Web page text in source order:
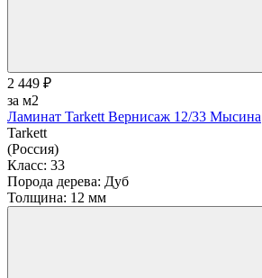
2 449 ₽
за м2
Ламинат Tarkett Вернисаж 12/33 Мысина
Tarkett
(Россия)
Класс: 33
Порода дерева: Дуб
Толщина: 12 мм